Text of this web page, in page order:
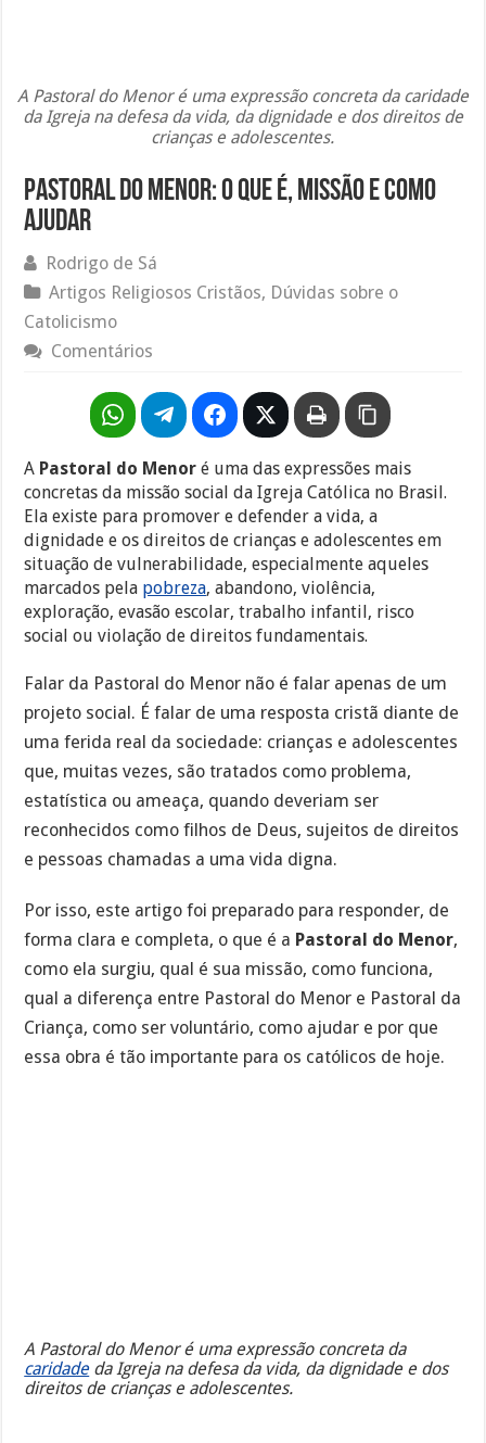
A Pastoral do Menor é uma expressão concreta da caridade
da Igreja na defesa da vida, da dignidade e dos direitos de
crianças e adolescentes.
Pastoral do Menor: O Que é, Missão e Como
Ajudar
Rodrigo de Sá
Artigos Religiosos Cristãos, Dúvidas sobre o
Catolicismo
Comentários
A Pastoral do Menor é uma das expressões mais
concretas da missão social da Igreja Católica no Brasil.
Ela existe para promover e defender a vida, a
dignidade e os direitos de crianças e adolescentes em
situação de vulnerabilidade, especialmente aqueles
marcados pela pobreza, abandono, violência,
exploração, evasão escolar, trabalho infantil, risco
social ou violação de direitos fundamentais.
Falar da Pastoral do Menor não é falar apenas de um
projeto social. É falar de uma resposta cristã diante de
uma ferida real da sociedade: crianças e adolescentes
que, muitas vezes, são tratados como problema,
estatística ou ameaça, quando deveriam ser
reconhecidos como filhos de Deus, sujeitos de direitos
e pessoas chamadas a uma vida digna.
Por isso, este artigo foi preparado para responder, de
forma clara e completa, o que é a Pastoral do Menor,
como ela surgiu, qual é sua missão, como funciona,
qual a diferença entre Pastoral do Menor e Pastoral da
Criança, como ser voluntário, como ajudar e por que
essa obra é tão importante para os católicos de hoje.
A Pastoral do Menor é uma expressão concreta da
caridadeda Igreja na defesa da vida, da dignidade e dos
direitos de crianças e adolescentes.